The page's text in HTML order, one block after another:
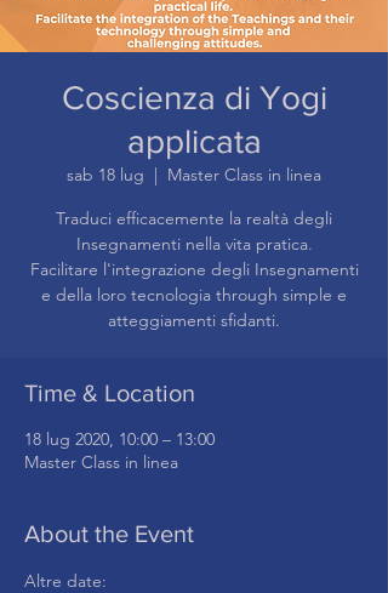
Coscienza di Yogi
applicata
sab 18 lug
  |
Master Class in linea
Traduci efficacemente la realtà degli
Insegnamenti nella vita pratica.
Facilitare l'integrazione degli Insegnamenti
e della loro tecnologia through simple e
atteggiamenti sfidanti.
Time & Location
18 lug 2020, 10:00 – 13:00
Master Class in linea
About the Event
Altre date: